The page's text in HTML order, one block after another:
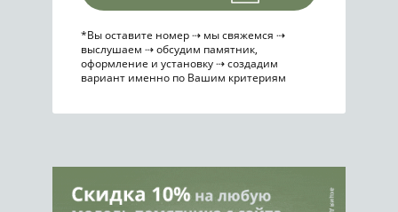
*Вы оставите номер ⇢ мы свяжемся ⇢
выслушаем ⇢ обсудим памятник,
оформление и установку ⇢ создадим
вариант именно по Вашим критериям